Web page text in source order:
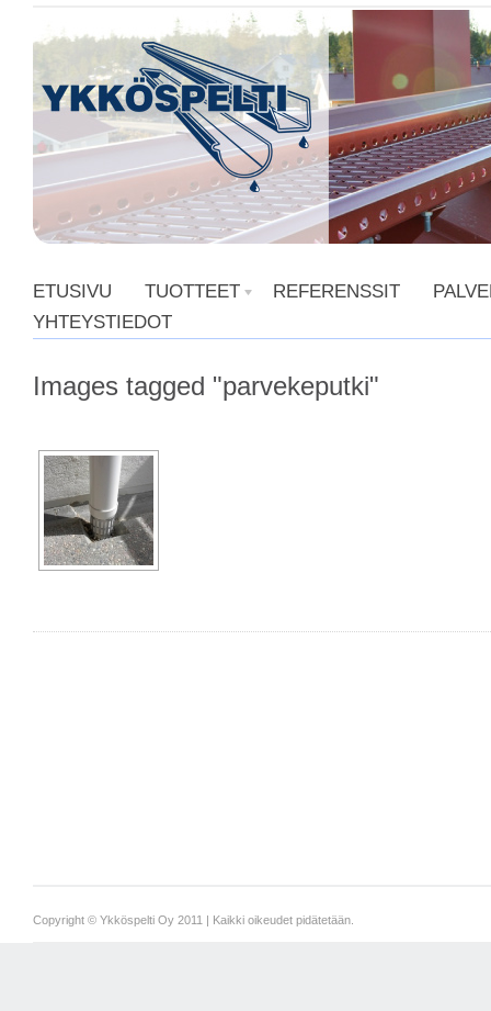
ETUSIVU TUOTTEET REFERENSSIT
YHTEYSTIEDOT
Images tagged "parvekeputki"
Copyright © Ykköspelti Oy 2011 | Kaikki oikeudet pidätetään.